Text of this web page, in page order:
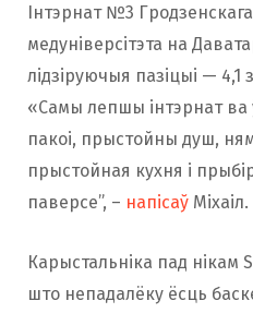
Інтэрнат №3
медуніверсітэта на
лідзіруючыя пазіцыі — 4,1
«Самы лепшы інтэрнат ва
пакоі, прыстойны душ,
прыстойная кухня і
паверсе”, – напісаў Міхаіл.
Карыстальніка пад нікам
што непадалёку ёсць